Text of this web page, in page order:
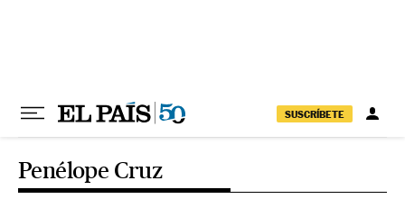
SUSCRÍBETE
Penélope Cruz